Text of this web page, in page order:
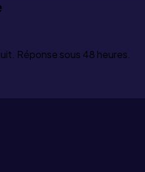
Réponse sous 48 heures.